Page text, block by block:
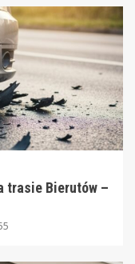
trasie Bierutów –